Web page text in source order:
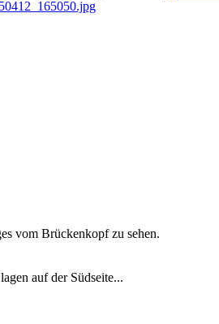
vom Brückenkopf zu sehen.
auf der Südseite...